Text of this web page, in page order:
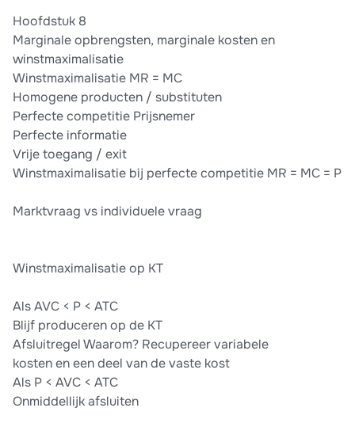
Hoofdstuk 8
Marginale opbrengsten, marginale kosten en
winstmaximalisatie
Winstmaximalisatie MR = MC
Homogene producten / substituten
Perfecte competitie Prijsnemer
Perfecte informatie
Vrije toegang / exit
Winstmaximalisatie bij perfecte competitie MR = MC = P
Marktvraag vs individuele vraag
Winstmaximalisatie op KT
Als AVC < P < ATC
Blijf produceren op de KT
Afsluitregel Waarom? Recupereer variabele
kosten en een deel van de vaste kost
Als P < AVC < ATC
Onmiddellijk afsluiten